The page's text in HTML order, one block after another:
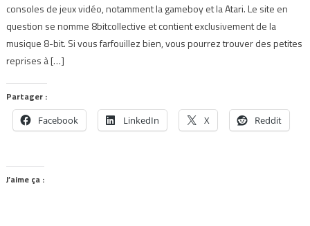
consoles de jeux vidéo, notamment la gameboy et la Atari. Le site en
question se nomme 8bitcollective et contient exclusivement de la
musique 8-bit. Si vous farfouillez bien, vous pourrez trouver des petites
reprises à […]
Partager :
Facebook LinkedIn X Reddit
J’aime ça :